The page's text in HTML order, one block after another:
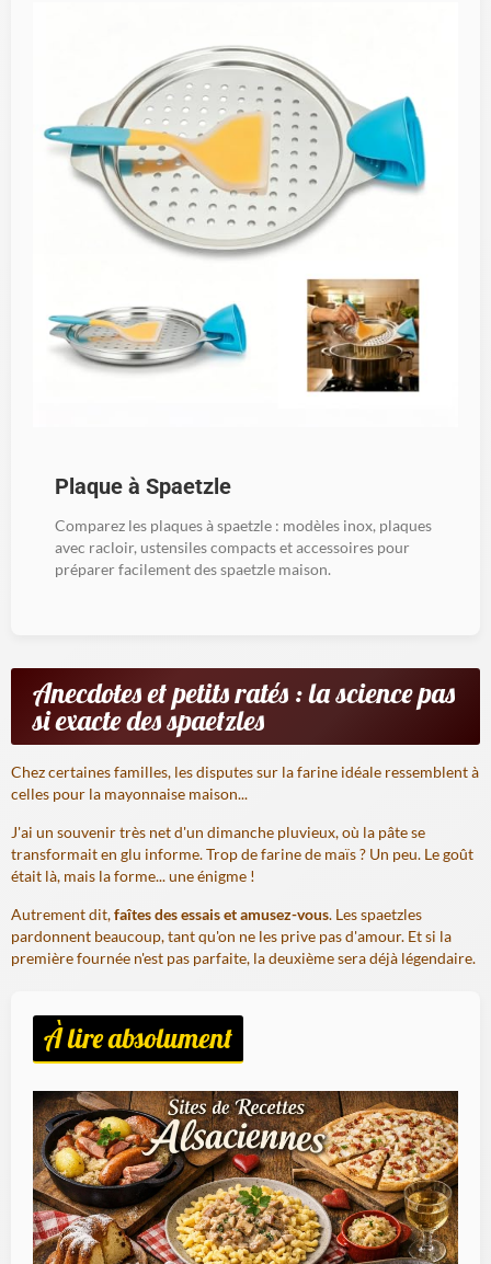
Plaque à Spaetzle
Comparez les plaques à spaetzle : modèles inox, plaques
avec racloir, ustensiles compacts et accessoires pour
préparer facilement des spaetzle maison.
Anecdotes et petits ratés : la science pas
si exacte des spaetzles
Chez certaines familles, les disputes sur la farine idéale ressemblent à
celles pour la mayonnaise maison...
J'ai un souvenir très net d'un dimanche pluvieux, où la pâte se
transformait en glu informe. Trop de farine de maïs ? Un peu. Le goût
était là, mais la forme... une énigme !
Autrement dit,faîtes des essais et amusez-vous. Les spaetzles
pardonnent beaucoup, tant qu'on ne les prive pas d'amour. Et si la
première fournée n'est pas parfaite, la deuxième sera déjà légendaire.
À lire absolument